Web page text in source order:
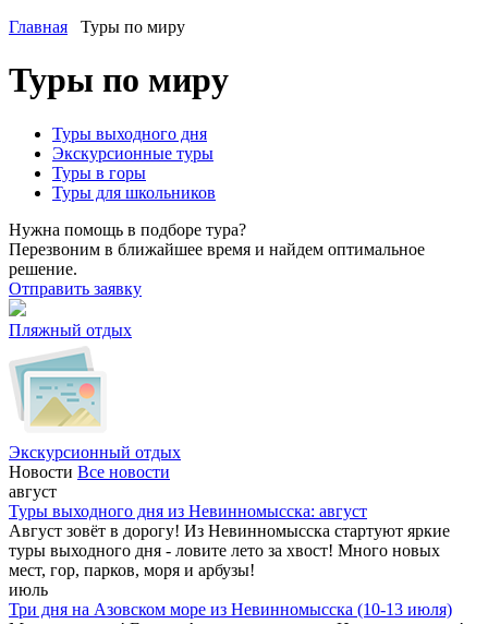
Главная
Туры по миру
Туры по миру
Туры выходного дня
Экскурсионные туры
Туры в горы
Туры для школьников
Нужна помощь в подборе тура?
Перезвоним в ближайшее время и найдем оптимальное
решение.
Отправить заявку
Пляжный отдых
Экскурсионный отдых
Новости Все новости
август
Туры выходного дня из Невинномысска: август
Август зовёт в дорогу! Из Невинномысска стартуют яркие
туры выходного дня - ловите лето за хвост! Много новых
мест, гор, парков, моря и арбузы!
июль
Три дня на Азовском море из Невинномысска (10-13 июля)